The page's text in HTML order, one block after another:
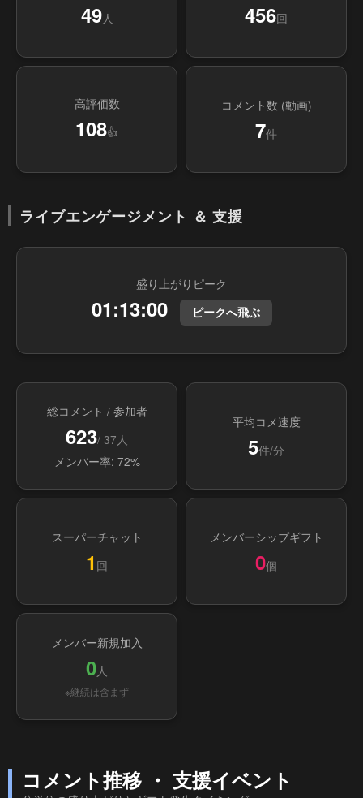
49人 456回
高評価数
108👍
コメント数 (動画)
7件
ライブエンゲージメント ＆ 支援
盛り上がりピーク
01:13:00 ピークへ飛ぶ
総コメント / 参加者
623/ 37人
メンバー率: 72%
平均コメ速度
5件/分
スーパーチャット
1 回
メンバーシップギフト
0個
メンバー新規加入
0人
※継続は含まず
コメント推移 ・ 支援イベント